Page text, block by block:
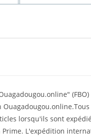
lorsqu'ils sont
L'expédition